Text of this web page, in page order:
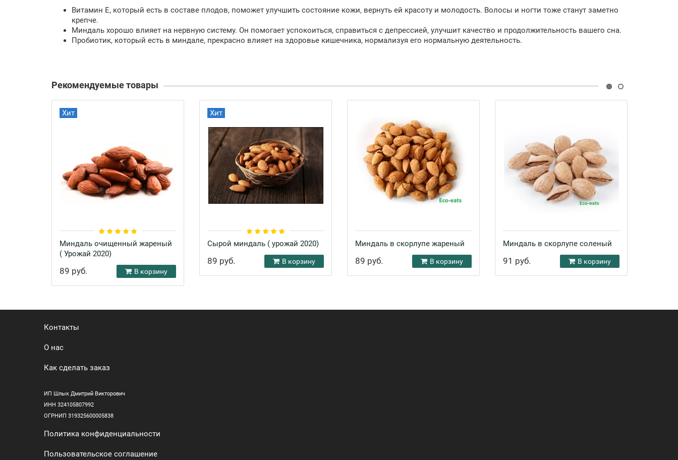
Витамин E, который есть в составе плодов, поможет улучшить состояние кожи, вернуть ей красоту и молодость. Волосы и ногти тоже станут заметно
крепче.
Миндаль хорошо влияет на нервную систему. Он помогает успокоиться, справиться с депрессией, улучшит качество и продолжительность вашего сна.
Пробиотик, который есть в миндале, прекрасно влияет на здоровье кишечника, нормализуя его нормальную деятельность.
Рекомендуемые товары
Хит
Миндаль очищенный жареный
( Урожай 2020)
89 руб. В корзину
Хит
Сырой миндаль ( урожай 2020)
89 руб. В корзину
Миндаль в скорлупе жареный
89 руб. В корзину
Миндаль в скорлупе соленый
91 руб. В корзину
Контакты
О нас
Как сделать заказ
ИП Шлык Дмитрий Викторович
ИНН 324105807992
ОГРНИП 319325600005838
Политика конфиденциальности
Пользовательское соглашение